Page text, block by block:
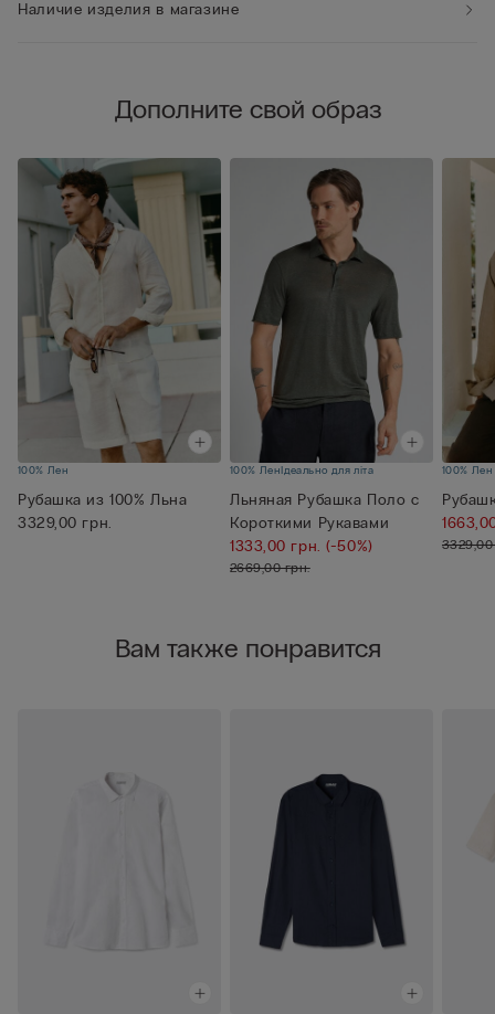
Наличие изделия в магазине
Дополните свой образ
100% Лен
Рубашка из 100% Льна
3329,00 грн.
100% ЛенІдеально для літа
Льняная Рубашка Поло с
Короткими Рукавами
1333,00 грн.(-50%)
2669,00 грн.
100% Лен
3329,00
Вам также понравится